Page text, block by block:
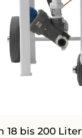
18 bis 200 Liter